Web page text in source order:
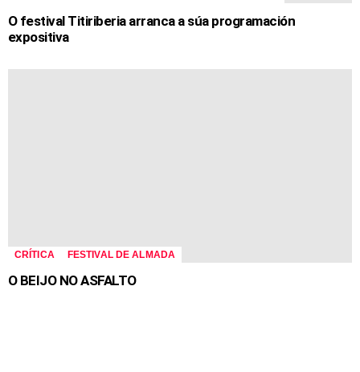
O festival Titiriberia arranca a súa programación
expositiva
CRÍTICA FESTIVAL DE ALMADA
O BEIJO NO ASFALTO